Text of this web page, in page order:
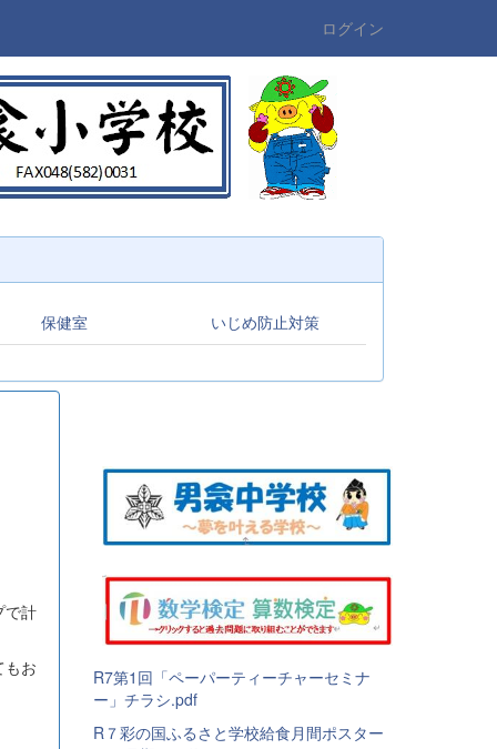
ログイン
保健室 いじめ防止対策
で計
もお
R7第1回「ペーパーティーチャーセミナ
ー」チラシ.pdf
R７彩の国ふるさと学校給食月間ポスター